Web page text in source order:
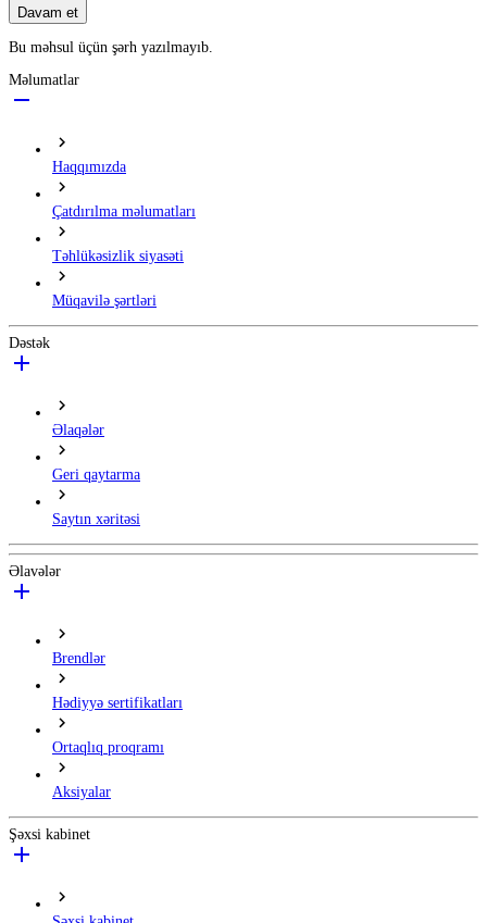
Davam et
Bu məhsul üçün şərh yazılmayıb.
Məlumatlar
Haqqımızda
Çatdırılma məlumatları
Təhlükəsizlik siyasəti
Müqavilə şərtləri
Dəstək
Əlaqələr
Geri qaytarma
Saytın xəritəsi
Əlavələr
Brendlər
Hədiyyə sertifikatları
Ortaqlıq proqramı
Aksiyalar
Şəxsi kabinet